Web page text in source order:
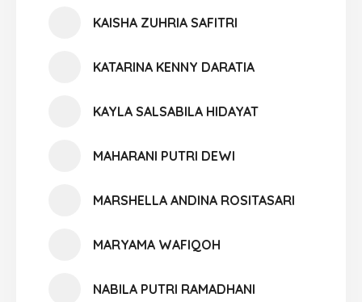
KAISHA ZUHRIA SAFITRI
KATARINA KENNY DARATIA
KAYLA SALSABILA HIDAYAT
MAHARANI PUTRI DEWI
MARSHELLA ANDINA ROSITASARI
MARYAMA WAFIQOH
NABILA PUTRI RAMADHANI